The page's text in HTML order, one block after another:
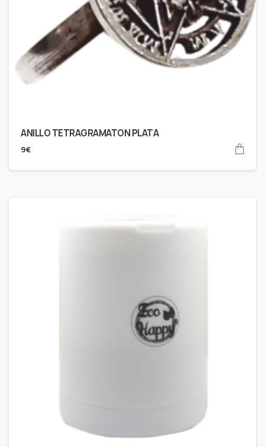
ANILLO TETRAGRAMATON PLATA
9€